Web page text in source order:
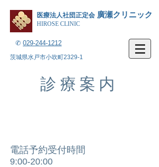
医療法人社団正定会 廣瀬クリニック
HIROSE CLINIC
✆ 029-244-1212
茨城県水戸市小吹町2329-1
診療案内
電話予約受付時間
9:00-20:00